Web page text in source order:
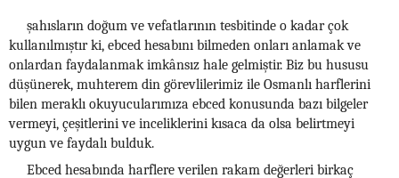
şahısların doğum ve vefatlarının tesbitinde o kadar çok
kullanılmıştır ki, ebced hesabını bilmeden onları anlamak ve
onlardan faydalanmak imkânsız hale gelmiştir. Biz bu hususu
düşünerek, muhterem din görevlilerimiz ile Osmanlı harflerini
bilen meraklı okuyucularımıza ebced konusunda bazı bilgeler
vermeyi, çeşitlerini ve inceliklerini kısaca da olsa belirtmeyi
uygun ve faydalı bulduk.
Ebced hesabında harflere verilen rakam değerleri birkaç